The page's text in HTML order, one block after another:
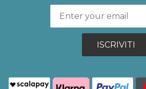
ISCRIVITI